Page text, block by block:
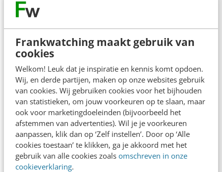
Frankwatching maakt gebruik van
cookies
Welkom! Leuk dat je inspiratie en kennis komt opdoen.
Wij, en derde partijen, maken op onze websites gebruik
van cookies. Wij gebruiken cookies voor het bijhouden
van statistieken, om jouw voorkeuren op te slaan, maar
ook voor marketingdoeleinden (bijvoorbeeld het
afstemmen van advertenties). Wil je je voorkeuren
aanpassen, klik dan op ‘Zelf instellen’. Door op ‘Alle
cookies toestaan’ te klikken, ga je akkoord met het
gebruik van alle cookies zoals omschreven in onze
cookieverklaring.
ONLINE CURSUS
Slimme beïnvloedingstechnieken
voor effectievere communicatie
1 uur 79,-
ONLINE CURSUS
Content creëren voor social
media
1 uur 79,-